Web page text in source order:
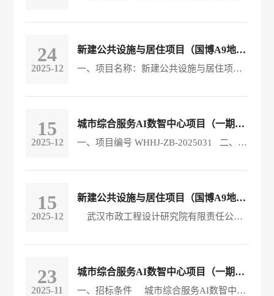
24
2025-12
新建公共设施与居住项目（国博A9地块）（西区）项目技术咨询服务中标（成交）结果公告
一、项目名称：新建公共设施与居住项目（国博A9地块）（西区）项目技术咨询服务 二、招标方式 询价 三、中标（成交）信息 供应商名称：中信建筑设计研究总院有限公司 中标（成交）金额：250000.00元 服务类 名称：新建公共设施与居住项目（国博A9地块）（西区）项目技术咨询服务 服务范围：技术咨询服务 四、评审专家名单 胡湘晖、张庚华、孔彩霞 五、评审信息 1、评审
15
2025-12
城市综合服务AI数智中心项目（一期）-设备采购（图形服务器、制冷等设备）中标（成交）结果公告
一、项目编号 WHHJ-ZB-2025031 二、项目名称 城市综合服务AI数智中心项目（一期）-设备采购（图形服务器、制冷等设备） 三、招标方式 邀请招标 四、中标（成交）信息 供应商名称：新长城科技有限公司 中标（成交）金额：1830578.00元 货物类 名称：城市综合服务AI数智中心项目（一期）-设备采购（图形服务器、制冷等设备）服务范围：城市综合服务AI数智中心项目（一期）-设备采购（图形服务器、制冷等设备），详见
15
2025-12
新建公共设施与居住项目（国博A9地块）（西区）项目技术咨询服务询价通知
武汉市政工程设计研究院有限责任公司拟对 新建公共设施与居住项目（国博A9地块）（西区）项目技术咨询服务进行询价采购，欢迎符合资格的投标人报名参加投标。 一、项目概况 1、采购项目名称：新建公共设施与居住项目（国博A9地块）（西区）项目 2、采购内容： 技术咨询服务 。 3、采购预算： 28万元 。 二、资格条件： 1.符合《政府采购法》第二十二条规定的条件； （1）具有独立承担民事责任的能力； （2）具有良好的商业信誉和健全的财务会计制度； （3）具有履行合同所必需的设备和专业技术能力；
23
2025-11
城市综合服务AI数智中心项目（一期）-设备采购（图形服务器、制冷等设备）项目招标
一、招标条件 城市综合服务AI数智中心项目（一期）-设备采购（图形服务器、制冷等设备）项目前期工作已完成，具备招标条件。现武汉市宏建基础设施建设有限公司受武汉市政工程设计研究院有限责任公司委托，现对城市综合服务AI数智中心项目（一期）-设备采购（图形服务器、制冷等设备）项目进行邀请招标。 二、项目基本情况 1、项目编号：WHHJ-ZB-2025031 2、项目名称：城市综合服务AI数智中心项目（一期）-设备采购（图形服务器、制冷等设备） 3、采购方式：邀请招标 4、采购预算：183.98万元 5、最高限价：183.98万元，报价